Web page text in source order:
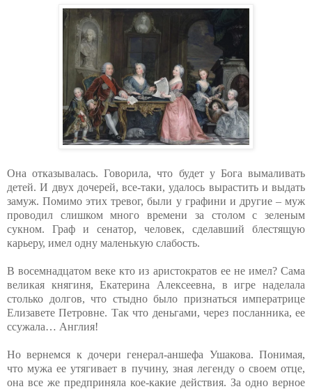
Она отказывалась. Говорила, что будет у Бога вымаливать
детей. И двух дочерей, все-таки, удалось вырастить и выдать
замуж. Помимо этих тревог, были у графини и другие – муж
проводил слишком много времени за столом с зеленым
сукном. Граф и сенатор, человек, сделавший блестящую
карьеру, имел одну маленькую слабость.
В восемнадцатом веке кто из аристократов ее не имел? Сама
великая княгиня, Екатерина Алексеевна, в игре наделала
столько долгов, что стыдно было признаться императрице
Елизавете Петровне. Так что деньгами, через посланника, ее
ссужала… Англия!
Но вернемся к дочери генерал-аншефа Ушакова. Понимая,
что мужа ее утягивает в пучину, зная легенду о своем отце,
она все же предприняла кое-какие действия. За одно верное